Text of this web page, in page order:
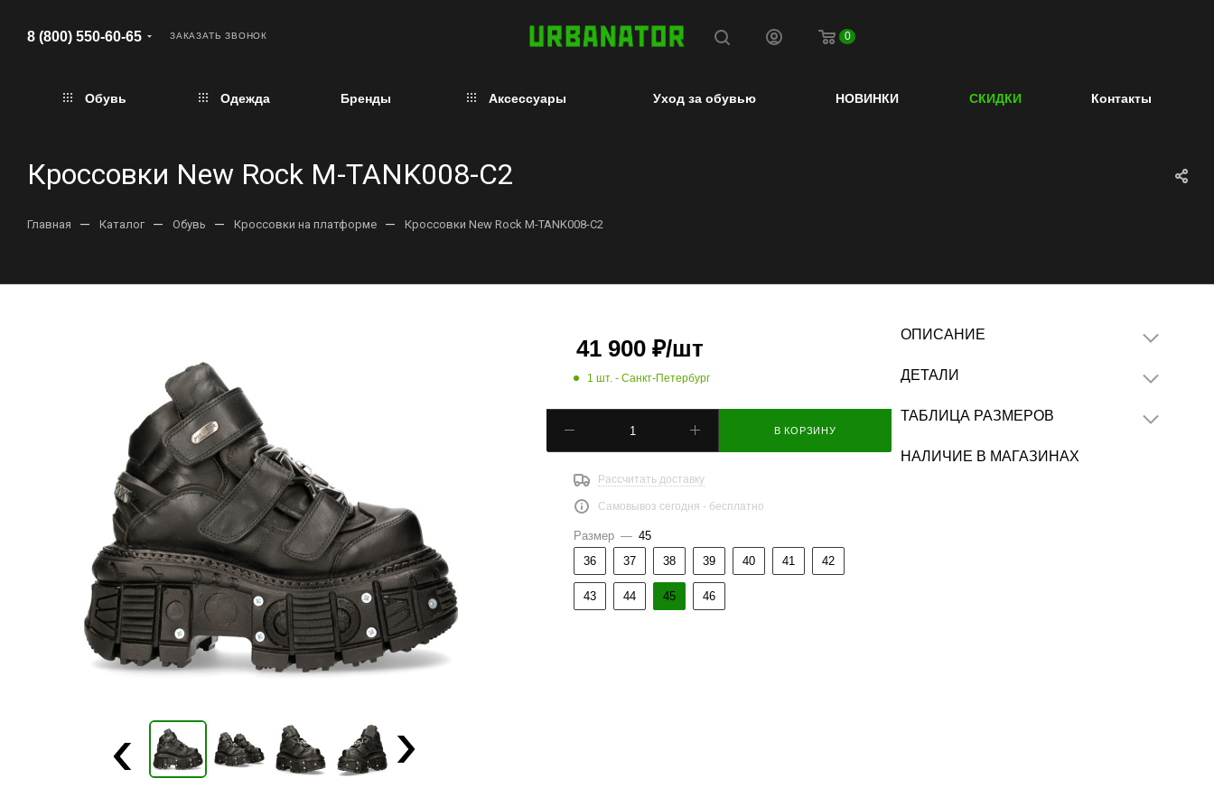
8 (800) 550-60-65 ЗАКАЗАТЬ ЗВОНОК 0
Обувь Одежда Бренды Аксессуары Уход за обувью НОВИНКИ СКИДКИ Контакты
Кроссовки New Rock M-TANK008-C2
Главная — Каталог — Обувь — Кроссовки на платформе — Кроссовки New Rock M-TANK008-C2
41 900 ₽/шт
1 шт.- Санкт-Петербург
В КОРЗИНУ
Рассчитать доставку
Самовывоз сегодня - бесплатно
Размер — 45
36
37 38 39 40 41 42
43 44 45 46
ОПИСАНИЕ
ДЕТАЛИ
ТАБЛИЦА РАЗМЕРОВ
НАЛИЧИЕ В МАГАЗИНАХ